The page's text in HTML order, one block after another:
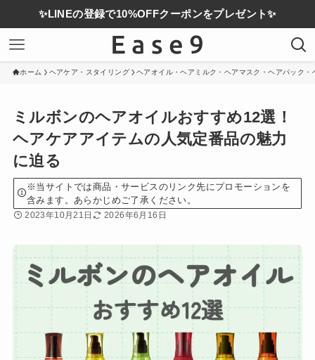
✨LINEの登録で10%OFFクーポンをプレゼント✨
ホーム ヘアケア・スタイリング ヘアオイル・ヘアミルク・ヘアマスク・ヘアパック・
ミルボンのヘアオイルおすすめ12選！
ヘアケアアイテムの人気定番品の魅力
に迫る
※当サイトでは商品・サービスのリンク先にプロモーションを
含みます。あらかじめご了承ください。
2023年10月21日 2026年6月16日